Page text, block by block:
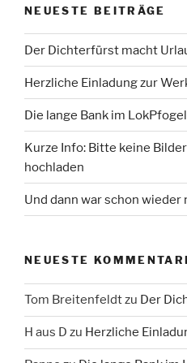
NEUESTE BEITRÄGE
Der Dichterfürst macht
Herzliche Einladung zur
Die lange Bank im LokPfogel
Kurze Info: Bitte keine
hochladen
Und dann war schon
NEUESTE
Tom Breitenfeldtzu Der
H aus D zu Herzliche